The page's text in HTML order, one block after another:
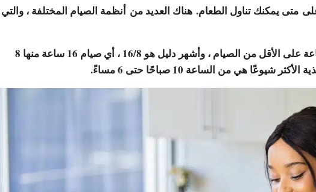
متى يمكنك تناول الطعام. هناك العديد من أنظمة الصيام المختلفة ، والتي
: 12 ساعة على الأقل من الصيام ، وأشهر دليل هو 16/8 ، أي صيام 16 ساعة منها 8
شيوعًا هي من الساعة 10 صباحًا حتى 6 مساءً.